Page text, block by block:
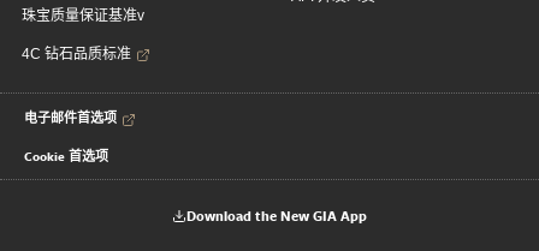
珠宝质量保证基准v
4C 钻石品质标准
电子邮件首选项
Cookie 首选项
Download the New GIA App